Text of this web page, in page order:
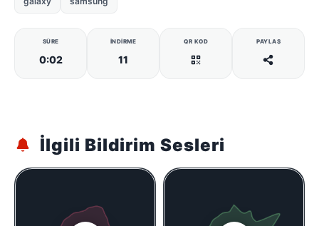
SÜRE
0:02
İNDIRME
11
QR KOD PAYLAŞ
İlgili Bildirim Sesleri